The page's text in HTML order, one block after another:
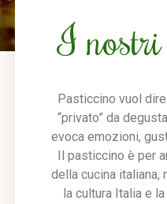
I nostri
Pasticcino vuol
“privato” da
evoca emozioni,
Il pasticcino è per
della cucina italiana,
la cultura Italia e